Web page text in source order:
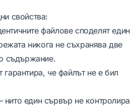
свойства:
файлове споделят един
никога не съхранява две
съдържание.
че файлът не е бил
нито един сървър не контролира